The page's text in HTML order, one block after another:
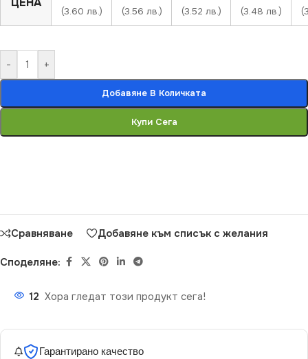
(3.60 лв.) (3.56 лв.) (3.52 лв.) (3.48 лв.)
- +
Добавяне В Количката
Купи Сега
Сравняване Добавяне към списък с желания
Споделяне:
12 Хора гледат този продукт сега!
Гарантирано качество